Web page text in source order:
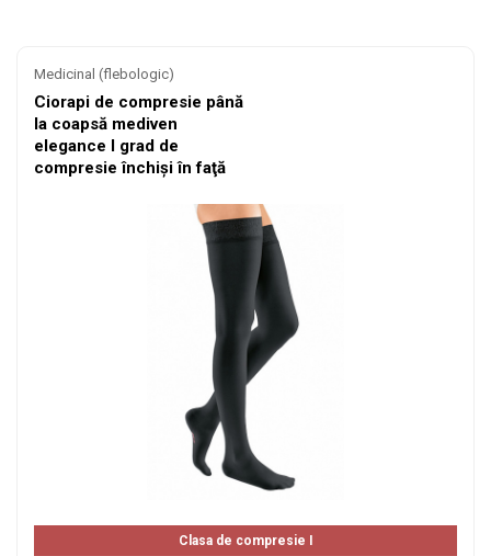
Medicinal (flebologic)
Ciorapi de compresie până
la coapsă mediven
elegance I grad de
compresie închişi în faţă
Clasa de compresie I